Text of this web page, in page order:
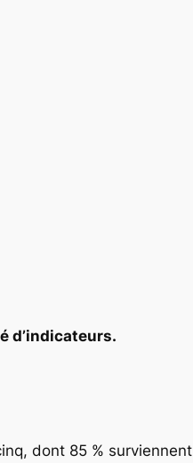
d’indicateurs.
dont 85 % surviennent